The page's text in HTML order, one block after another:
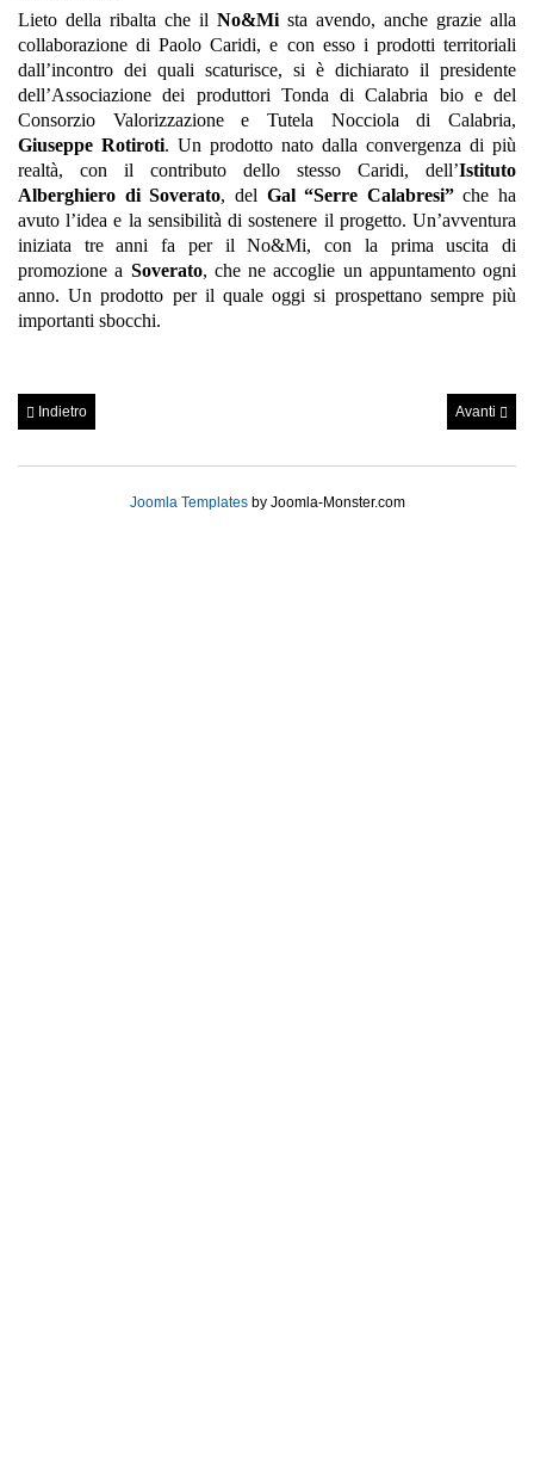
Lieto della ribalta che il No&Mi sta avendo, anche grazie alla
collaborazione di Paolo Caridi, e con esso i prodotti territoriali
dall’incontro dei quali scaturisce, si è dichiarato il presidente
dell’Associazione dei produttori Tonda di Calabria bio e del
Consorzio Valorizzazione e Tutela Nocciola di Calabria,
Giuseppe Rotiroti. Un prodotto nato dalla convergenza di più
realtà, con il contributo dello stesso Caridi, dell’Istituto
Alberghiero di Soverato, del Gal “Serre Calabresi”che ha
avuto l’idea e la sensibilità di sostenere il progetto. Un’avventura
iniziata tre anni fa per il No&Mi, con la prima uscita di
promozione a Soverato, che ne accoglie un appuntamento ogni
anno. Un prodotto per il quale oggi si prospettano sempre più
importanti sbocchi.
Indietro Avanti
Joomla Templatesby Joomla-Monster.com